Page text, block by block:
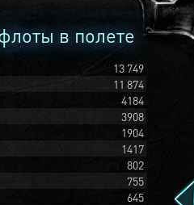
в полете
13 749
11 874
4184
3908
1904
1417
802
755
645